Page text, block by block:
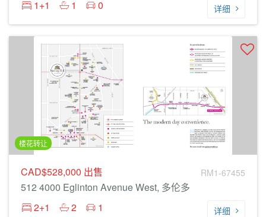
1+1
1 0 详细
楼花转让
CAD$528,000 出售 RM1-67455
512 4000 Eglinton Avenue West, 多伦多
2+1
2 1 详细